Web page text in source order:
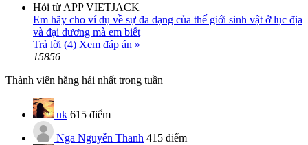
Hỏi từ APP VIETJACK
Em hãy cho ví dụ về sự đa dạng của thế giới sinh vật ở lục địa
và đại dương mà em biết
Trả lời (4) Xem đáp án »
15856
Thành viên hăng hái nhất trong tuần
uk 615 điểm
Nga Nguyễn Thanh 415 điểm